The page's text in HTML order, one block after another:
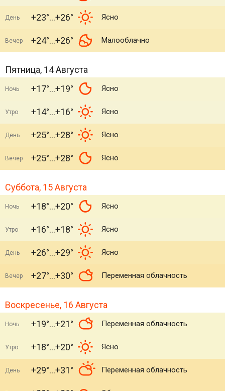
День +23° +26° Ясно
Вечер +24° +26° Малооблачно
Пятница, 14 Августа
Ночь +17° +19° Ясно
Утро +14° +16° Ясно
День +25° +28° Ясно
Вечер +25° +28° Ясно
Суббота, 15 Августа
Ночь +18° +20° Ясно
Утро +16° +18° Ясно
День +26° +29° Ясно
Вечер +27° +30° Переменная облачность
Воскресенье, 16 Августа
Ночь +19° +21° Переменная облачность
Утро +18° +20° Ясно
День +29° +31° Переменная облачность